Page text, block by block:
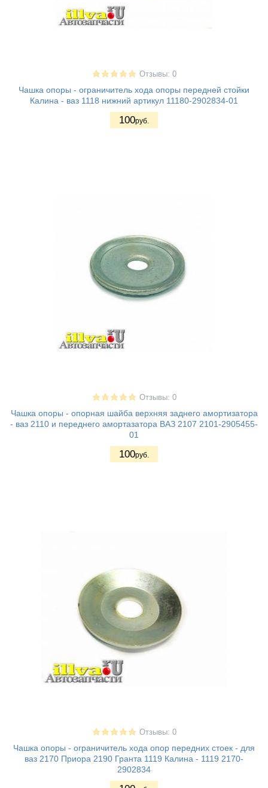
Отзывы: 0
Чашка опоры - ограничитель хода опоры передней стойки
Калина - ваз 1118 нижний артикул 11180-2902834-01
100руб.
Отзывы: 0
Чашка опоры - опорная шайба верхняя заднего амортизатора
- ваз 2110 и переднего амортазатора ВАЗ 2107 2101-2905455-
01
100руб.
Отзывы: 0
Чашка опоры - ограничитель хода опор передних стоек - для
ваз 2170 Приора 2190 Гранта 1119 Калина - 1119 2170-
2902834